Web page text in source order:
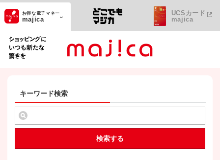
ショッピングにいつも新たな驚きを
お得な電子マネー
majica
UCSカード
majica
キーワード検索
検索する